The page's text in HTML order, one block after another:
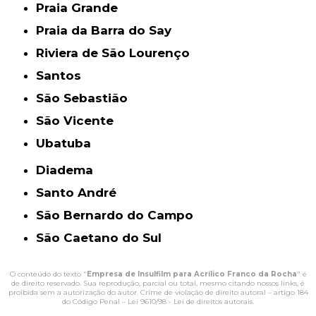
Praia Grande
Praia da Barra do Say
Riviera de São Lourenço
Santos
São Sebastião
São Vicente
Ubatuba
Diadema
Santo André
São Bernardo do Campo
São Caetano do Sul
O conteúdo do texto " Empresa de Insulfilm para Acrílico Franco da Rocha" é
de direito reservado. Sua reprodução, parcial ou total, mesmo citando nossos links, é
proibida sem a autorização do autor. Crime de violação de direito autoral – artigo 184
do Código Penal – Lei 9610/98 - Lei de direitos autorais.